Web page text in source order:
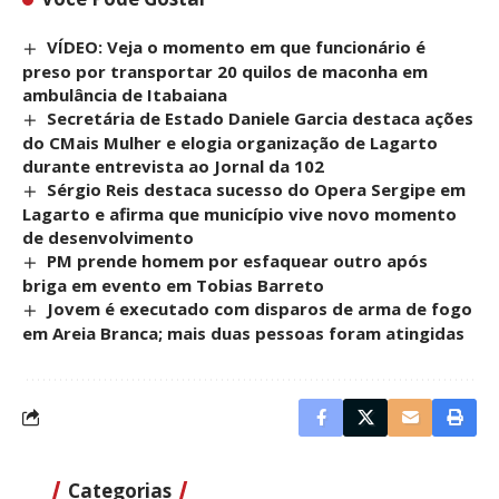
VÍDEO: Veja o momento em que funcionário é
preso por transportar 20 quilos de maconha em
ambulância de Itabaiana
Secretária de Estado Daniele Garcia destaca ações
do CMais Mulher e elogia organização de Lagarto
durante entrevista ao Jornal da 102
Sérgio Reis destaca sucesso do Opera Sergipe em
Lagarto e afirma que município vive novo momento
de desenvolvimento
PM prende homem por esfaquear outro após
briga em evento em Tobias Barreto
Jovem é executado com disparos de arma de fogo
em Areia Branca; mais duas pessoas foram atingidas
Categorias